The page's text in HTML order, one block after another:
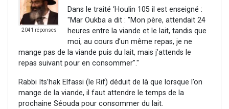
2041 réponses
Dans le traité ‘Houlin 105 il est enseigné :
"Mar Oukba a dit : "Mon père, attendait 24
heures entre la viande et le lait, tandis que
moi, au cours d’un même repas, je ne
mange pas de la viande puis du lait, mais j’attends le
repas suivant pour en consommer"."
Rabbi Its’hak Elfassi (le Rif) déduit de là que lorsque l’on
mange de la viande, il faut attendre le temps de la
prochaine Séouda pour consommer du lait.